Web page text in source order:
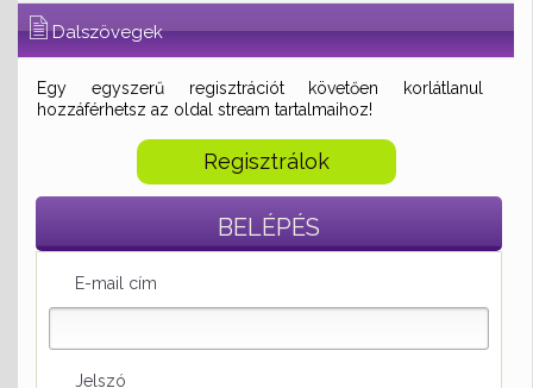
Dalszövegek
Egy egyszerű regisztrációt követően korlátlanul
hozzáférhetsz az oldal stream tartalmaihoz!
Regisztrálok
BELÉPÉS
E-mail cím
Jelszó